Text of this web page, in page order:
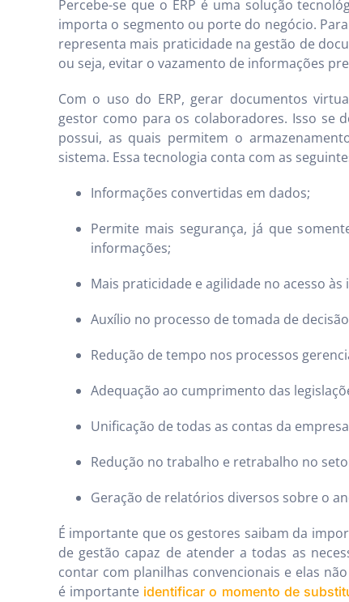
Percebe-se que o ERP é uma solução
importa o segmento ou porte do negócio.
representa mais praticidade na gestão de
ou seja, evitar o vazamento de informações
Com o uso do ERP, gerar documentos
gestor como para os colaboradores. Isso se
possui, as quais permitem o
sistema. Essa tecnologia conta com as
Informações convertidas em dados;
Permite mais segurança, já que
informações;
Mais praticidade e agilidade no acesso às
Auxílio no processo de tomada de
Redução de tempo nos processos
Adequação ao cumprimento das
Unificação de todas as contas da
Redução no trabalho e retrabalho no
Geração de relatórios diversos sobre o
É importante que os gestores saibam da
de gestão capaz de atender a todas as
contar com planilhas convencionais e elas
é importante identificar o momento de